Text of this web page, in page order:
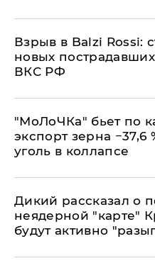
Взрыв в Balzi Rossi:
новых
ВКС РФ
​"МоЛоЧКа" бьет по
экспорт зерна −37,6
уголь в коллапсе
Дикий рассказал о
неядерной "карте"
будут активно